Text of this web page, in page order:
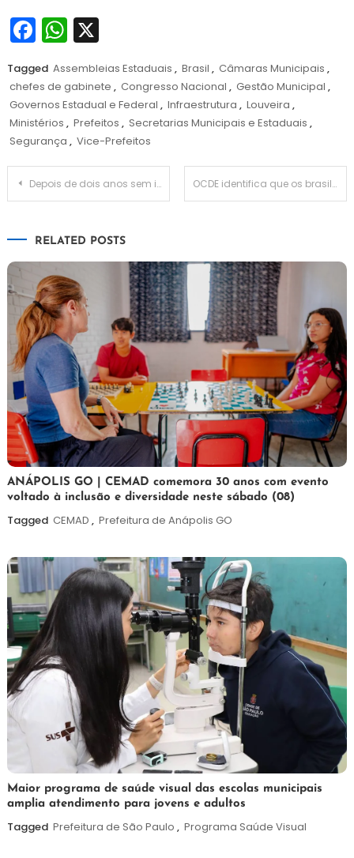
Facebook
WhatsApp
X
Tagged Assembleias Estaduais , Brasil , Câmaras Municipais ,
chefes de gabinete , Congresso Nacional , Gestão Municipal ,
Governos Estadual e Federal , Infraestrutura , Louveira ,
Ministérios , Prefeitos , Secretarias Municipais e Estaduais ,
Segurança , Vice-Prefeitos
Navegação
Depois de dois anos sem investimentos, prefeitura comenta propostas inscritas em editais de fomento à cultura OCDE identifica que os brasileiros têm maior dificuldade em verificar as notícias falsas
RELATED POSTS
7
de
agosto
Maurilio
ANÁPOLIS GO | CEMAD comemora 30 anos com evento
voltado à inclusão e diversidade neste sábado (08)
Tagged CEMAD , Prefeitura de Anápolis GO
7
de
agosto
Maurilio
Maior programa de saúde visual das escolas municipais
amplia atendimento para jovens e adultos
Tagged Prefeitura de São Paulo , Programa Saúde Visual